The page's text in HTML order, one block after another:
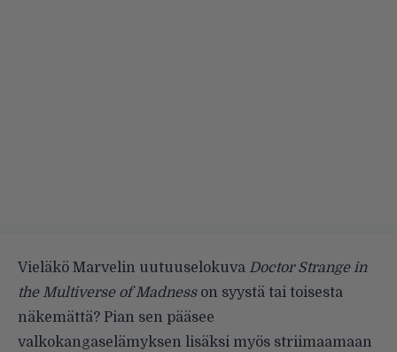
Vieläkö Marvelin uutuuselokuva Doctor Strange in
the Multiverse of Madnesson syystä tai toisesta
näkemättä? Pian sen pääsee
valkokangaselämyksen lisäksi myös striimaamaan